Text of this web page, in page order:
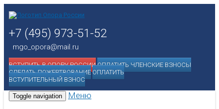
+7 (495) 973-51-52
mgo_opora@mail.ru
ВСТУПИТЬ В ОПОРУ РОССИИ ОПЛАТИТЬ ЧЛЕНСКИЕ ВЗНОСЫ
СДЕЛАТЬ ПОЖЕРТВОВАНИЕ ОПЛАТИТЬ
ВСТУПИТЕЛЬНЫЙ ВЗНОС
Toggle navigation
Меню